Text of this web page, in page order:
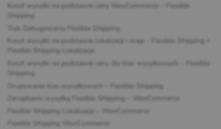
Koszt wysyłki na podstawie ceny WooCommerce – Flexible
Shipping
Tryb Debugowania Flexible Shipping
Koszt wysyłki na podstawie lokalizacji i wagi – Flexible Shipping +
Flexible Shipping Lokalizacje
Koszt wysyłki na podstawie ceny dla klas wysyłkowych – Flexible
Shipping
Grupowanie klas wysyłkowych – Flexible Shipping
Zarządzanie wysyłką Flexible Shipping – WooCommerce
Flexible Shipping Lokalizacje – WooCommerce
Flexible Shipping WooCommerce